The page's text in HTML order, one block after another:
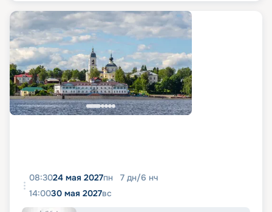
08:3024 мая 2027пн 7 дн/6 нч
14:0030 мая 2027вс